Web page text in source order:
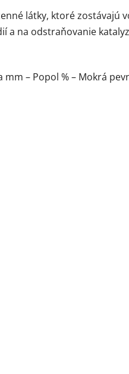
látky, ktoré zostávajú
a na odstraňovanie
– Popol % – Mokrá